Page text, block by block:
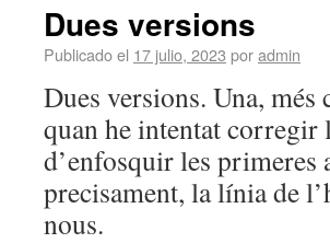
Dues versions
Publicado el 17 julio, 2023 poradmin
Dues versions. Una,
quan he intentat corregir
d’enfosquir les primeres
precisament, la línia de
nous.